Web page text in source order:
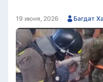
19 июня, 2026 Багдат